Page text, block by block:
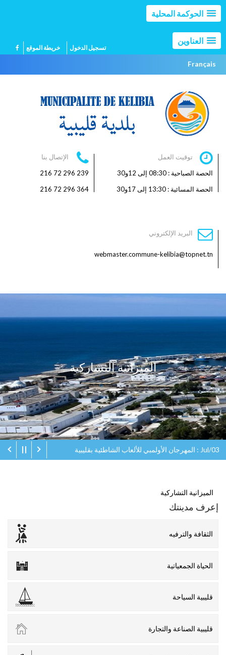
الحوكمة المحلية
العناوين
Français
تسجيل الدخول خريطة الموقع
توقيت العمل
الحصة الصباحية : 08:30 إلى 12و30
الحصة المسائية : 13:30 إلى 17و30
الإتصال بنا
239 296 72 216
364 296 72 216
البريد الإلكتروني
webmaster.commune-kelibia@topnet.tn
الميزانية التشاركية
Jul/03 : المهرجان الأولمبي للألعاب الشاطئية بقليبية
الميزانية التشاركية
إعرف مدينتك
الثقافة والترفيه
الحياة الجمعياتية
قليبية السياحة
قليبية الصناعة والتجارة